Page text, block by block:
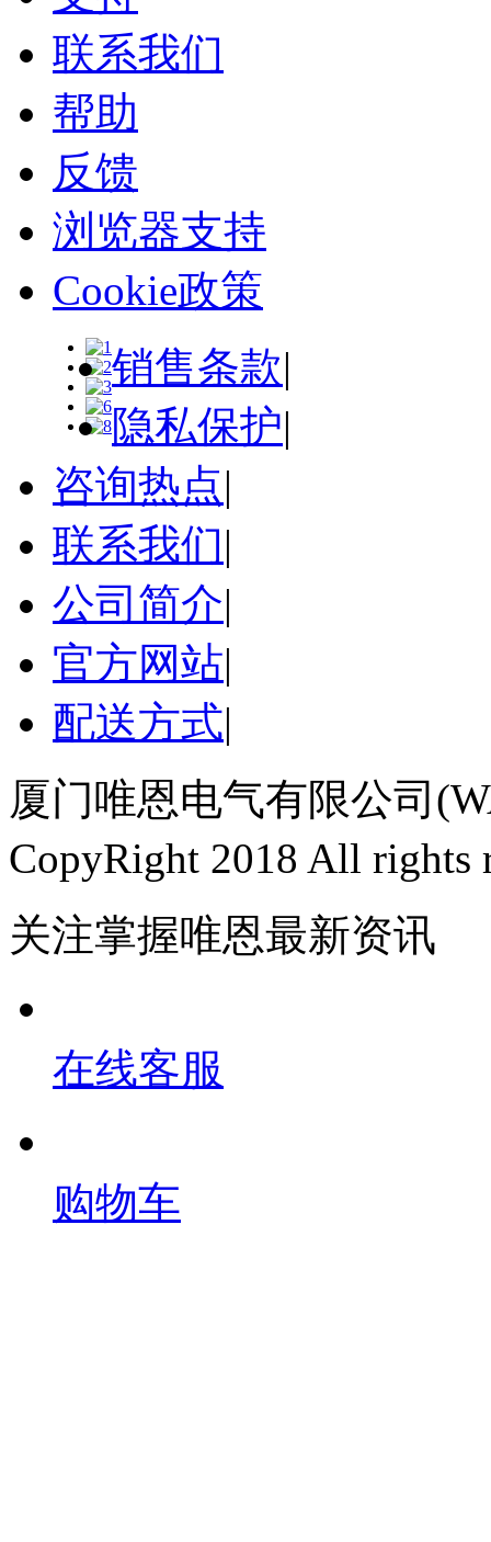
联系我们
帮助
反馈
浏览器支持
Cookie政策
销售条款|
隐私保护|
咨询热点|
联系我们|
公司简介|
官方网站|
配送方式|
厦门唯恩电气有限公司
CopyRight 2018 All rights
关注掌握唯恩最新资讯
在线客服
购物车